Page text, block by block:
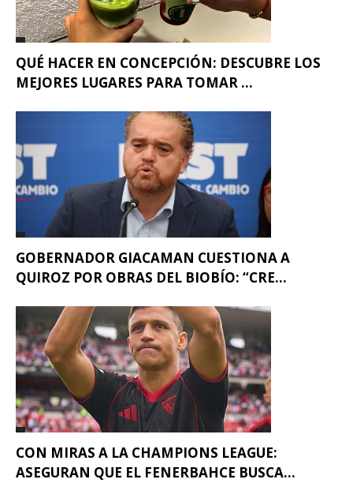
QUÉ HACER EN CONCEPCIÓN: DESCUBRE LOS
MEJORES LUGARES PARA TOMAR ...
GOBERNADOR GIACAMAN CUESTIONA A
QUIROZ POR OBRAS DEL BIOBÍO: “CRE...
CON MIRAS A LA CHAMPIONS LEAGUE:
ASEGURAN QUE EL FENERBAHCE BUSCA...